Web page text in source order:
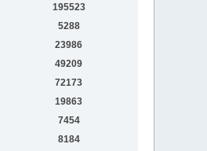
195523
5288
23986
49209
72173
19863
7454
8184